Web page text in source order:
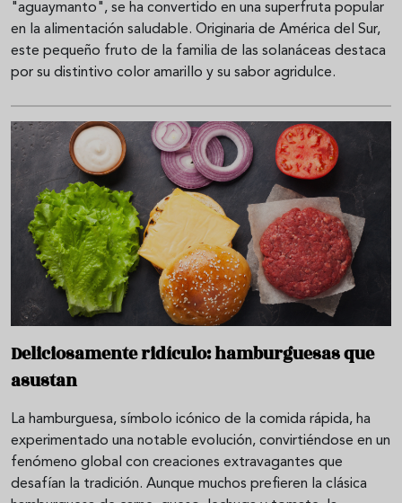
"aguaymanto", se ha convertido en una superfruta popular
en la alimentación saludable. Originaria de América del Sur,
este pequeño fruto de la familia de las solanáceas destaca
por su distintivo color amarillo y su sabor agridulce.
Deliciosamente ridículo: hamburguesas que
asustan
La hamburguesa, símbolo icónico de la comida rápida, ha
experimentado una notable evolución, convirtiéndose en un
fenómeno global con creaciones extravagantes que
desafían la tradición. Aunque muchos prefieren la clásica